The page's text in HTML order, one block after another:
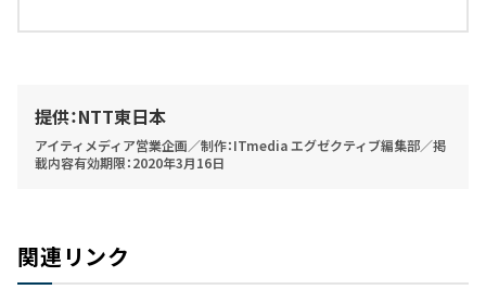
提供：NTT東日本
アイティメディア営業企画／制作：ITmedia エグゼクティブ編集部／掲
載内容有効期限：2020年3月16日
関連リンク